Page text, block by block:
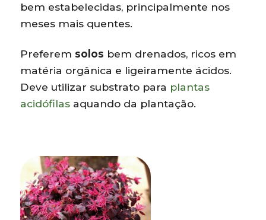
bem estabelecidas, principalmente nos
meses mais quentes.
Preferem solos bem drenados, ricos em
matéria orgânica e ligeiramente ácidos.
Deve utilizar substrato para plantas
acidófilas aquando da plantação.